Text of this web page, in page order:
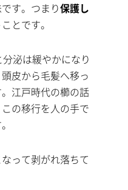
す。つまり保護し
とです。
泌は緩やかになり
皮から毛髪へ移っ
江戸時代の櫛の話
の移行を人の手で
って剥がれ落ちて